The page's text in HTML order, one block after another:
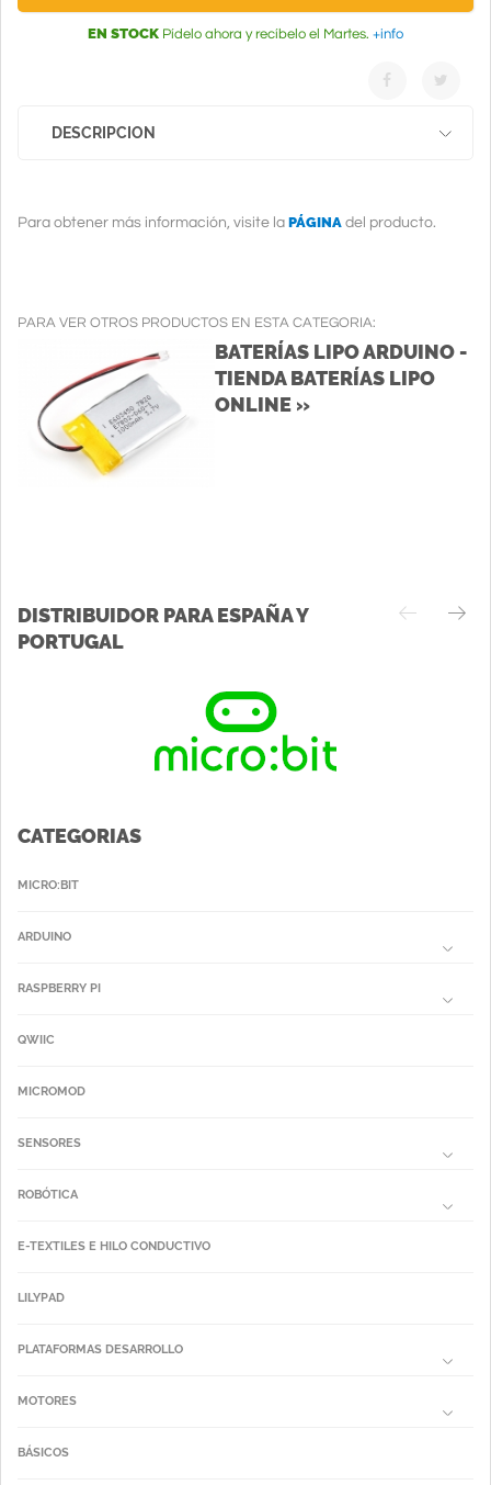
EN STOCK Pídelo ahora y recíbelo el Martes. +info
DESCRIPCION
Para obtener más información, visite la PÁGINA del producto.
PARA VER OTROS PRODUCTOS EN ESTA CATEGORIA:
BATERÍAS LIPO ARDUINO -
TIENDA BATERÍAS LIPO
ONLINE »
DISTRIBUIDOR PARA ESPAÑA Y
PORTUGAL
CATEGORIAS
MICRO:BIT
ARDUINO
RASPBERRY PI
QWIIC
MICROMOD
SENSORES
ROBÓTICA
E-TEXTILES E HILO CONDUCTIVO
LILYPAD
PLATAFORMAS DESARROLLO
MOTORES
BÁSICOS